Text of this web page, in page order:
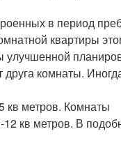
в период
квартиры
улучшенной
друга комнаты.
кв метров. Комнаты
12 кв метров. В